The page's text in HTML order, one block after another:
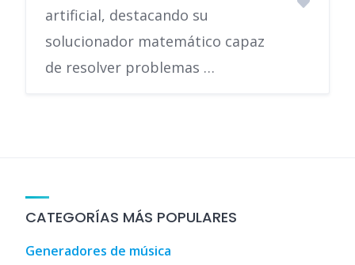
artificial, destacando su
solucionador matemático capaz
de resolver problemas …
CATEGORÍAS MÁS POPULARES
Generadores de música